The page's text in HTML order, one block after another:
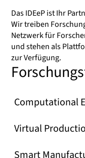
Das IDEeP ist Ihr
Wir treiben
Netzwerk für
und stehen als
zur Verfügung.
Computational
Virtual
Smart